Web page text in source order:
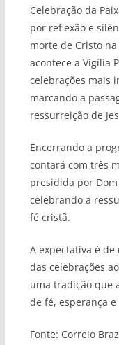
Celebração da
por reflexão e
morte de Cristo
acontece a Vigília
celebrações mais
marcando a
ressurreição de
Encerrando a
contará com três
presidida por Dom
celebrando a
fé cristã.
A expectativa é
das celebrações
uma tradição que
de fé, esperança e
Fonte: Correio